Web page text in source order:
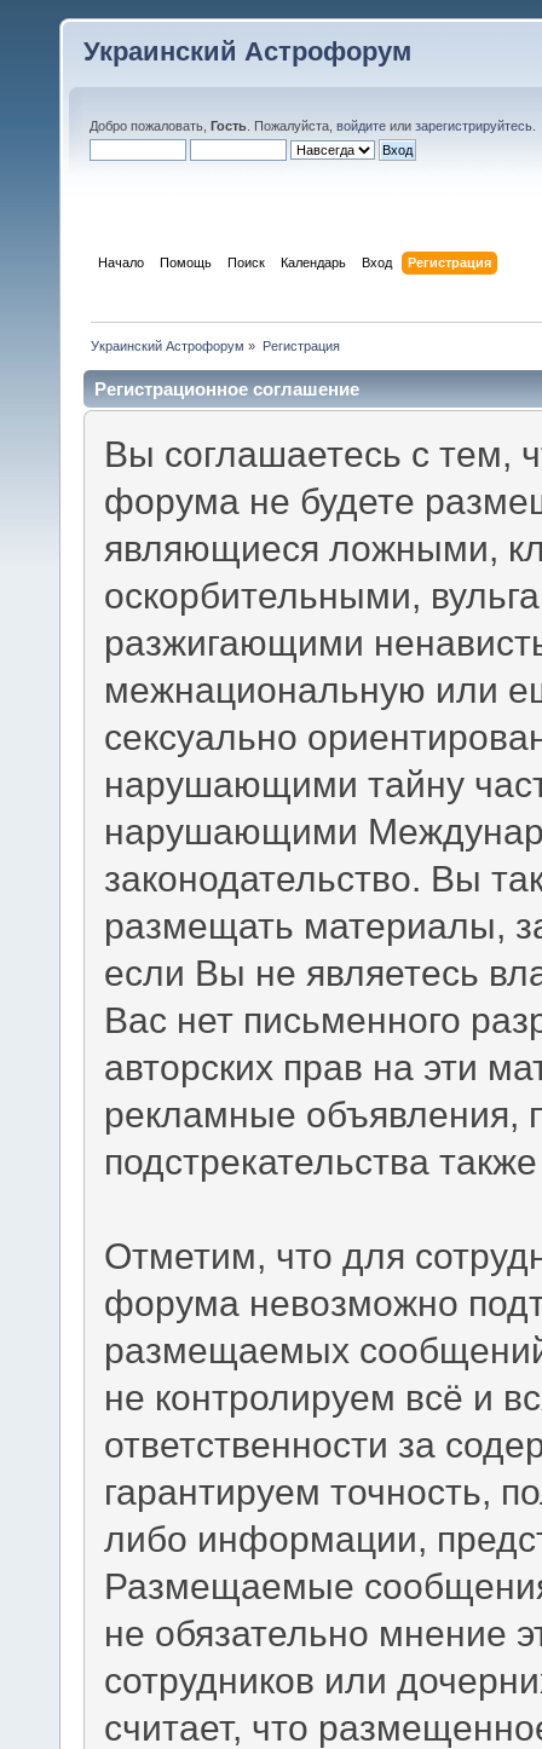
Украинский Астрофорум
Добро пожаловать, Гость . Пожалуйста, войдите или зарегистрируйтесь
Начало Помощь Поиск Календарь Вход Регистрация
Украинский Астрофорум » Регистрация
Регистрационное соглашение
Вы соглашаетесь с тем,
форума не будете
являющиеся ложными,
оскорбительными,
разжигающими
межнациональную или
сексуально
нарушающими тайну
нарушающими
законодательство. Вы
размещать материалы,
если Вы не являетесь
Вас нет письменного
авторских прав на эти
рекламные объявления,
подстрекательства
Отметим, что для
форума невозможно
размещаемых
не контролируем всё и
ответственности за
гарантируем точность,
либо информации,
Размещаемые
не обязательно мнение
сотрудников или
считает, что